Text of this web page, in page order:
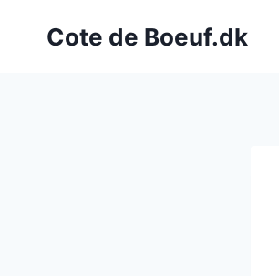
Cote de Boeuf.dk